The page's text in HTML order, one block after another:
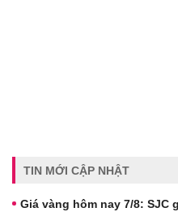
TIN MỚI CẬP NHẬT
Giá vàng hôm nay 7/8: SJC